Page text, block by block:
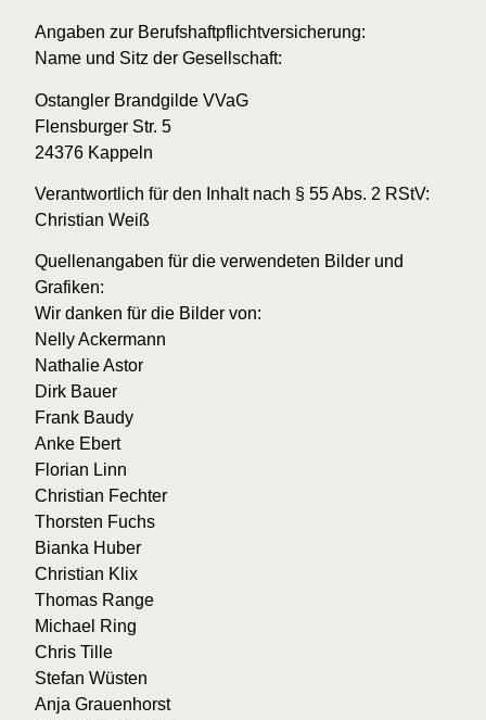
Angaben zur Berufshaftpflichtversicherung:
Name und Sitz der Gesellschaft:
Ostangler Brandgilde VVaG
Flensburger Str. 5
24376 Kappeln
Verantwortlich für den Inhalt nach § 55 Abs. 2 RStV:
Christian Weiß
Quellenangaben für die verwendeten Bilder und
Grafiken:
Wir danken für die Bilder von:
Nelly Ackermann
Nathalie Astor
Dirk Bauer
Frank Baudy
Anke Ebert
Florian Linn
Christian Fechter
Thorsten Fuchs
Bianka Huber
Christian Klix
Thomas Range
Michael Ring
Chris Tille
Stefan Wüsten
Anja Grauenhorst